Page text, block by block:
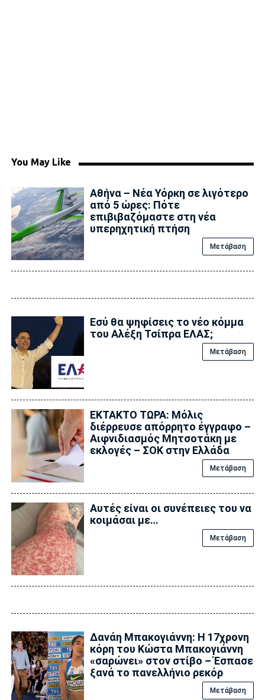
You May Like
Αθήνα – Νέα Υόρκη σε λιγότερο
από 5 ώρες: Πότε
επιβιβαζόμαστε στη νέα
υπερηχητική πτήση
Μετάβαση
Εσύ θα ψηφίσεις το νέο κόμμα
του Αλέξη Τσίπρα ΕΛΑΣ;
Μετάβαση
ΕΚΤΑΚΤΟ ΤΩΡΑ: Μόλις
διέρρευσε απόρρητο έγγραφο –
Αιφνιδιασμός Μητσοτάκη με
εκλογές – ΣΟΚ στην Ελλάδα
Μετάβαση
Αυτές είναι οι συνέπειες του να
κοιμάσαι με…
Μετάβαση
Δανάη Μπακογιάννη: Η 17χρονη
κόρη του Κώστα Μπακογιάννη
«σαρώνει» στον στίβο – Έσπασε
ξανά το πανελλήνιο ρεκόρ
Μετάβαση